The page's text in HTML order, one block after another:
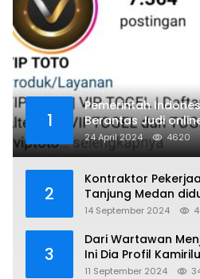
1
Pemerintah
Berantas Judi
24 April 2024 4620
2
Kontraktor
Tanjung Medan
Matrial Tanah tak
14 September 2024
3
Dari Wartawan
Ini Dia Profil
Dapil 1 KKU
11 September 2024